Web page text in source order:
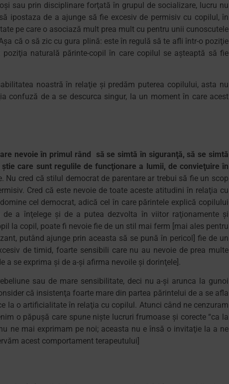
sau prin disciplinare forţată în grupul de socializare, lucru nu
ipostaza de a ajunge să fie excesiv de permisiv cu copilul, în
pe care o asociază mult prea mult cu pentru unii cunoscutele
că o să zic cu gura plină: este în regulă să te afli într-o poziţie
naturală părinte-copil în care copilul se aşteaptă să fie
noastră în relaţie şi predăm puterea copilului, asta nu
confuză de a se descurca singur, la un moment în care acest
nevoie în primul rând să se simtă în siguranţă, să se simtă
ştie care sunt regulile de funcţionare a lumii, de convieţuire în
cred că stilul democrat de parentare ar trebui să fie un scop
Cred că este nevoie de toate aceste atitudini în relaţia cu
cel democrat, adică cel în care părintele explică copilului
a înţelege şi de a putea dezvolta în viitor raţionamente şi
la copil, poate fi nevoie fie de un stil mai ferm [mai ales pentru
putând ajunge prin aceasta să se pună în pericol] fie de un
de timid, foarte sensibili care nu au nevoie de prea multe
a se exprima şi de a-şi afirma nevoile şi dorinţele].
sau de mare sensibilitate, deci nu a-şi arunca la gunoi
că insistenţa foarte mare din partea părintelui de a se afla
la o artificialitate în relaţia cu copilul. Atunci când ne cenzuram
o păpuşă care spune nişte lucruri frumoase şi corecte “ca la
ne mai exprimam pe noi; aceasta nu e însă o invitaţie la a ne
acest comportament terapeutului]